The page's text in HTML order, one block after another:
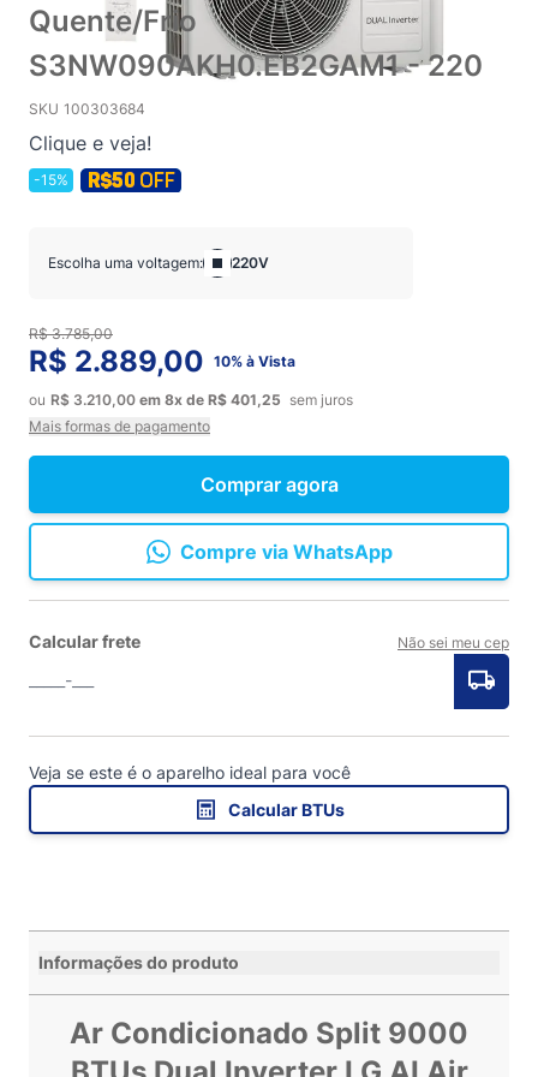
Quente/Frio
S3NW090AKH0.EB2GAM1 - 220
SKU 100303684
Clique e veja!
-15%
Comprar agora
Escolha uma voltagem: 220V
R$ 2.889,00 10% à Vista
ou R$ 3.210,00 em 8x de R$ 401,25 sem juros
Mais formas de pagamento
Compre via WhatsApp
R$ 3.785,00
Calcular frete Não sei meu cep
Veja se este é o aparelho ideal para você
Calcular BTUs
Informações do produto
Ar Condicionado Split 9000